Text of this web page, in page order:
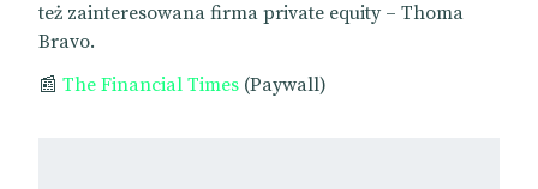
też zainteresowana firma private equity – Thoma
Bravo.
📰 The Financial Times (Paywall)